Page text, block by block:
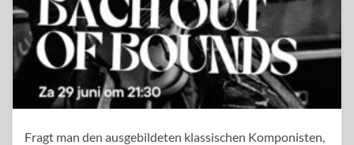
Fragt man den ausgebildeten klassischen Komponisten,